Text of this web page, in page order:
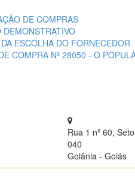
DE COMPRAS
ESCOLHA DO FORNECEDOR
COMPRA Nº 28050 - O
Rua 1 nº 60,
040
Goiânia - Goiás